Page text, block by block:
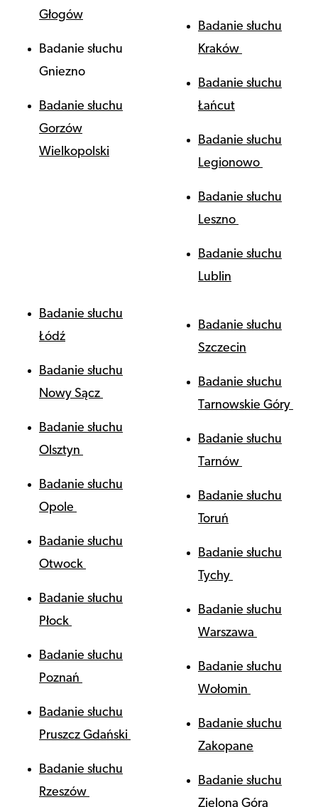
Głogów
Badanie słuchu
Gniezno
Badanie słuchu
Gorzów
Wielkopolski
Badanie słuchu
Kraków
Badanie słuchu
Łańcut
Badanie słuchu
Legionowo
Badanie słuchu
Leszno
Badanie słuchu
Lublin
Badanie słuchu
Łódź
Badanie słuchu
Nowy Sącz
Badanie słuchu
Olsztyn
Badanie słuchu
Opole
Badanie słuchu
Otwock
Badanie słuchu
Płock
Badanie słuchu
Poznań
Badanie słuchu
Pruszcz Gdański
Badanie słuchu
Rzeszów
Badanie słuchu
Szczecin
Badanie słuchu
Tarnowskie Góry
Badanie słuchu
Tarnów
Badanie słuchu
Toruń
Badanie słuchu
Tychy
Badanie słuchu
Warszawa
Badanie słuchu
Wołomin
Badanie słuchu
Zakopane
Badanie słuchu
Zielona Góra